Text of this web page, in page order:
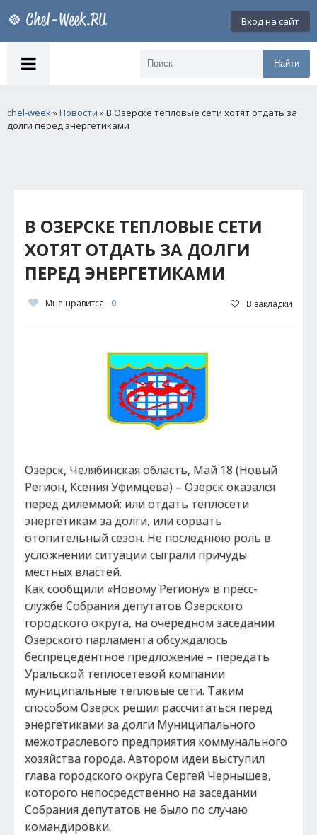
Вход на сайт
Найти
chel-week»Новости » В Озерске тепловые сети хотят отдать за
долги перед энергетиками
В ОЗЕРСКЕ ТЕПЛОВЫЕ СЕТИ
ХОТЯТ ОТДАТЬ ЗА ДОЛГИ
ПЕРЕД ЭНЕРГЕТИКАМИ
Мне нравится 0 В закладки
Озерск, Челябинская область, Май 18 (Новый
Регион, Ксения Уфимцева) – Озерск оказался
перед дилеммой: или отдать теплосети
энергетикам за долги, или сорвать
отопительный сезон. Не последнюю роль в
усложнении ситуации сыграли причуды
местных властей.
Как сообщили «Новому Региону» в пресс-
службе Собрания депутатов Озерского
городского округа, на очередном заседании
Озерского парламента обсуждалось
беспрецедентное предложение – передать
Уральской теплосетевой компании
муниципальные тепловые сети. Таким
способом Озерск решил рассчитаться перед
энергетиками за долги Муниципального
межотраслевого предприятия коммунального
хозяйства города. Автором идеи выступил
глава городского округа Сергей Чернышев,
которого непосредственно на заседании
Собрания депутатов не было по случаю
командировки.